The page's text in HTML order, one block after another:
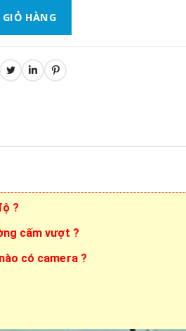
HÀNG
?
cấm vượt ?
có camera ?